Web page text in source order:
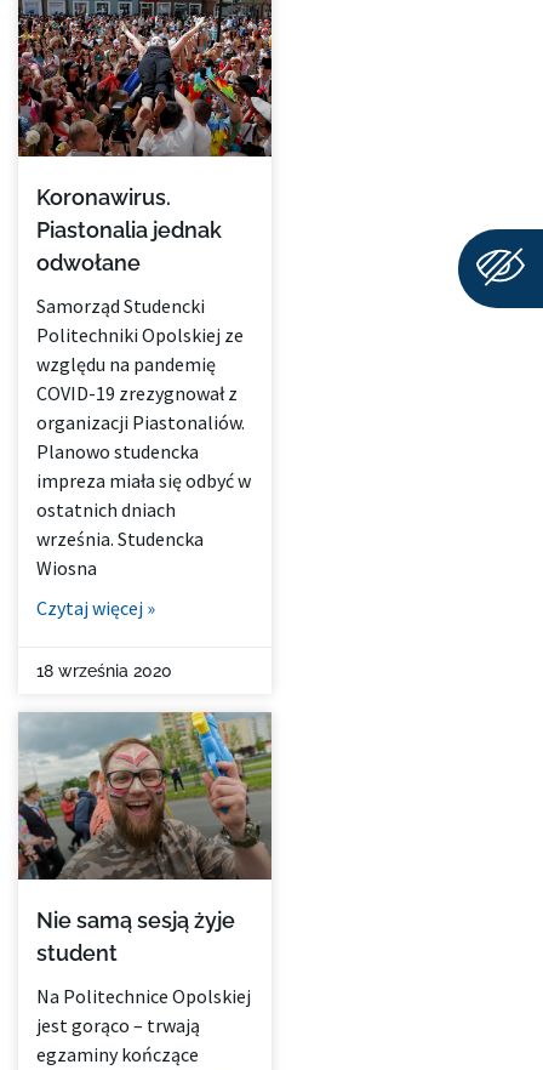
Koronawirus.
Piastonalia jednak
odwołane
Samorząd Studencki
Politechniki Opolskiej ze
względu na pandemię
COVID-19 zrezygnował z
organizacji Piastonaliów.
Planowo studencka
impreza miała się odbyć w
ostatnich dniach
września. Studencka
Wiosna
Czytaj więcej »
18 września 2020
Nie samą sesją żyje
student
Na Politechnice Opolskiej
jest gorąco – trwają
egzaminy kończące